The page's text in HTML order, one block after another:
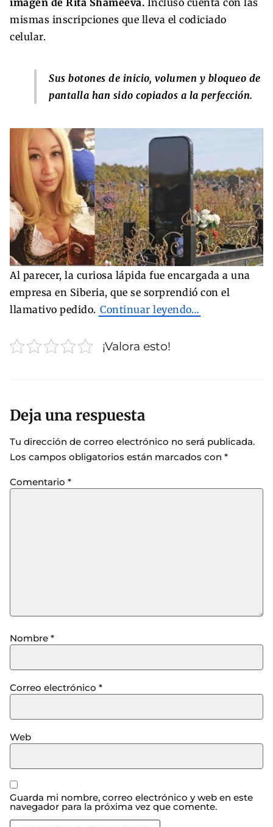
mismas inscripciones que lleva el codiciado
celular.
Sus botones de inicio, volumen y bloqueo de
pantalla han sido copiados a la perfección.
Al parecer, la curiosa lápida fue encargada a una
empresa en Siberia, que se sorprendió con el
llamativo pedido. Continuar leyendo…
¡Valora esto!
Deja una respuesta
Tu dirección de correo electrónico no será publicada.
Los campos obligatorios están marcados con *
Comentario *
Nombre *
Correo electrónico *
Web
Guarda mi nombre, correo electrónico y web en este
navegador para la próxima vez que comente.